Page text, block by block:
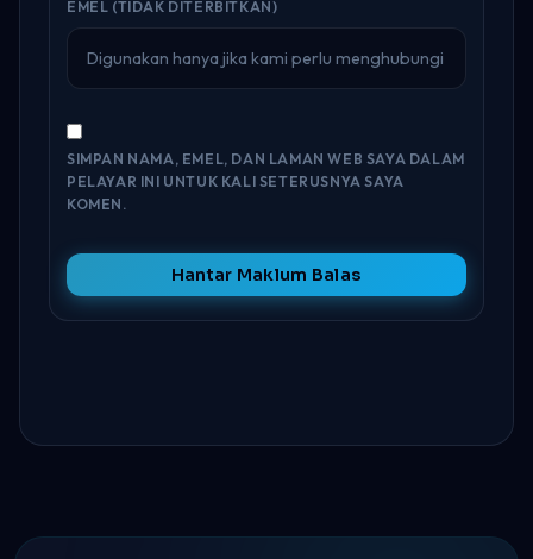
EMEL (TIDAK DITERBITKAN)
SIMPAN NAMA, EMEL, DAN LAMAN WEB SAYA DALAM
PELAYAR INI UNTUK KALI SETERUSNYA SAYA
KOMEN.
Hantar Maklum Balas